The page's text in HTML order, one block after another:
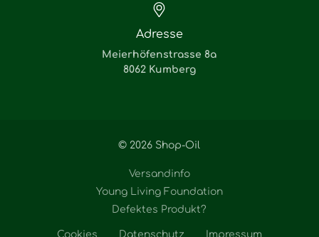
Adresse
Meierhöfenstrasse 8a
8062 Kumberg
© 2026 Shop-Oil
Versandinfo
Young Living Foundation
Defektes Produkt?
Cookies Datenschutz Impressum